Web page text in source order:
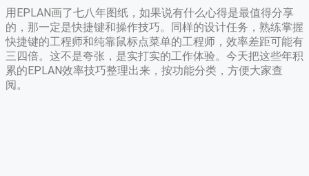
用EPLAN画了七八年图纸，如果说有什么心得是最值得分享
的，那一定是快捷键和操作技巧。同样的设计任务，熟练掌握
快捷键的工程师和纯靠鼠标点菜单的工程师，效率差距可能有
三四倍。这不是夸张，是实打实的工作体验。今天把这些年积
累的EPLAN效率技巧整理出来，按功能分类，方便大家查
阅。